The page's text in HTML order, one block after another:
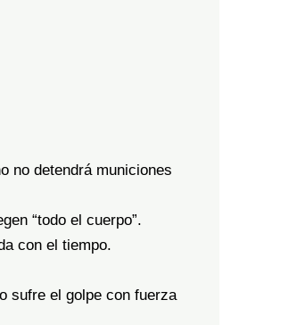
no detendrá municiones
“todo el cuerpo”.
con el tiempo.
sufre el golpe con fuerza